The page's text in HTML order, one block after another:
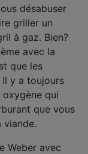
désabuser
griller un
à gaz. Bien?
avec la
que les
Il y a toujours
oxygène qui
que vous
viande.
Weber avec